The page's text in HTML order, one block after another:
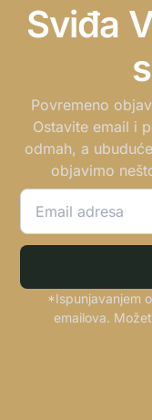
Sviđa
Povremeno
Ostavite email i
odmah, a
objavimo
*Ispunjavanjem
emailova.